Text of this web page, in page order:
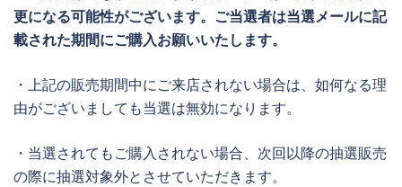
更になる可能性がございます。ご当選者は当選メールに記
載された期間にご購入お願いいたします。
・上記の販売期間中にご来店されない場合は、如何なる理
由がございましても当選は無効になります。
・当選されてもご購入されない場合、次回以降の抽選販売
の際に抽選対象外とさせていただきます。